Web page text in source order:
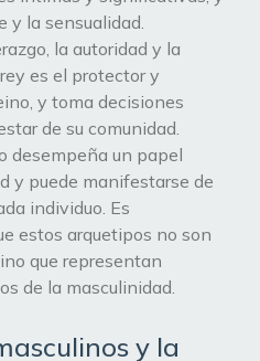
y la sensualidad.
la autoridad y la
es el protector y
y toma decisiones
de su comunidad.
desempeña un papel
y puede manifestarse de
individuo. Es
estos arquetipos no son
que representan
de la masculinidad.
y la